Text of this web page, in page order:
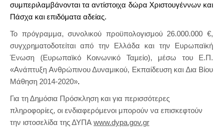
συμπεριλαμβάνονται τα αντίστοιχα δώρα Χριστουγέννων και
Πάσχα και επιδόματα αδείας.
Το πρόγραμμα, συνολικού προϋπολογισμού 26.000.000 €,
συγχρηματοδοτείται από την Ελλάδα και την Ευρωπαϊκή
Ένωση (Ευρωπαϊκό Κοινωνικό Ταμείο), μέσω του Ε.Π.
«Ανάπτυξη Ανθρώπινου Δυναμικού, Εκπαίδευση και Δια Βίου
Μάθηση 2014-2020».
Για τη Δημόσια Πρόσκληση και για περισσότερες
πληροφορίες, οι ενδιαφερόμενοι μπορούν να επισκεφτούν
την ιστοσελίδα της ΔΥΠΑ www.dypa.gov.gr